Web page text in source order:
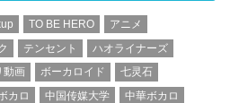
TO BE HERO
アニメ
テンセント
ハオライナーズ
動画 ボーカロイド
七灵石
カロ 中国传媒大学
中華ボカロ